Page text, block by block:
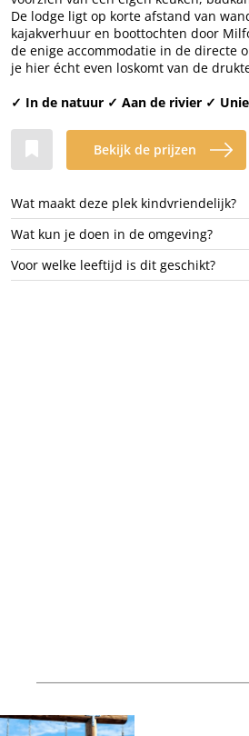
De lodge ligt op korte afstand van
kajakverhuur en boottochten door
de enige accommodatie in de directe
je hier écht even loskomt van de
✓ In de natuur ✓ Aan de rivier ✓
Bekijk de prijzen
Wat maakt deze plek kindvriendelijk?
Wat kun je doen in de omgeving?
Voor welke leeftijd is dit geschikt?